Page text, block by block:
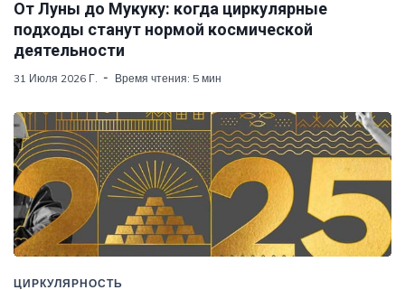
От Луны до Мукуку: когда циркулярные
подходы станут нормой космической
деятельности
31 Июля 2026 Г. Время чтения: 5 мин
ЦИРКУЛЯРНОСТЬ